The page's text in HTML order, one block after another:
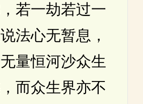
若一劫若过一
法心无暂息，
量恒河沙众生
而众生界亦不